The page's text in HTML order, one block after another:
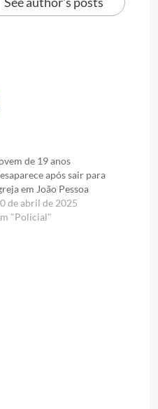
de 19 anos
após sair para
em João Pessoa
de abril de 2025
"Policial"